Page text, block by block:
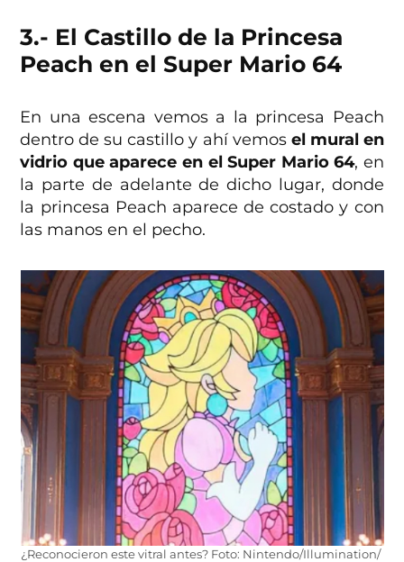
3.- El Castillo de la Princesa
Peach en el Super Mario 64
En una escena vemos a la princesa Peach
dentro de su castillo y ahí vemos el mural en
vidrio que aparece en el Super Mario 64, en
la parte de adelante de dicho lugar, donde
la princesa Peach aparece de costado y con
las manos en el pecho.
¿Reconocieron este vitral antes? Foto: Nintendo/Illumination/